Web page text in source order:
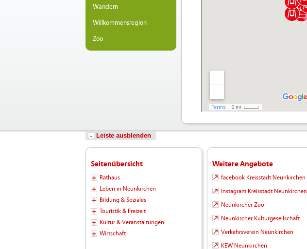
Wandern
Willkommensregion
Zoo
Leiste ausblenden
Seitenübersicht
Rathaus
Leben in Neunkirchen
Bildung & Soziales
Touristik & Freizeit
Kultur & Veranstaltungen
Wirtschaft
Weitere Angebote
facebook Kreisstadt Neunkirchen
Instagram Kreisstadt Neunkirchen
Neunkircher Zoo
Neunkircher Kulturgesellschaft
Verkehrsverein Neunkirchen
KEW Neunkirchen